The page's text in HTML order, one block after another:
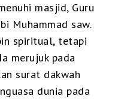
masjid, Guru
Muhammad saw.
spiritual, tetapi
merujuk pada
surat dakwah
dunia pada